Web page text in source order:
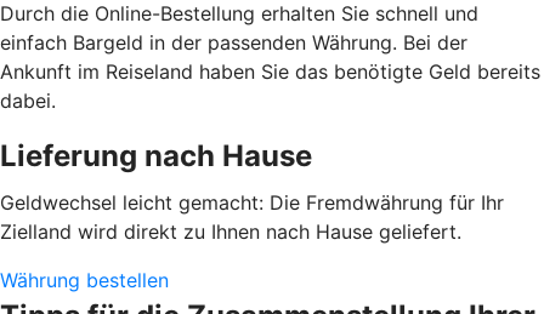
Durch die Online-Bestellung erhalten Sie schnell und
einfach Bargeld in der passenden Währung. Bei der
Ankunft im Reiseland haben Sie das benötigte Geld bereits
dabei.
Lieferung nach Hause
Geldwechsel leicht gemacht: Die Fremdwährung für Ihr
Zielland wird direkt zu Ihnen nach Hause geliefert.
Währung bestellen